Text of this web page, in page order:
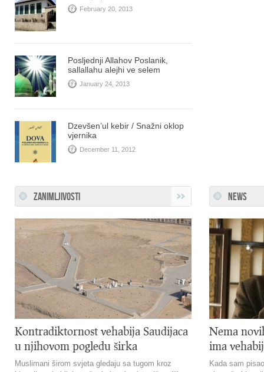
February 20, 2013
Posljednji Allahov Poslanik,
sallallahu alejhi ve selem
January 24, 2013
Dzevšen’ul kebir / Snažni oklop
vjernika
December 11, 2012
ZANIMLJIVOSTI
Kontradiktornost vehabija Saudijaca
u njihovom pogledu širka
Muslimani širom svjeta gledaju sa tugom kroz
NEWS
Nema
ima
Kada sam